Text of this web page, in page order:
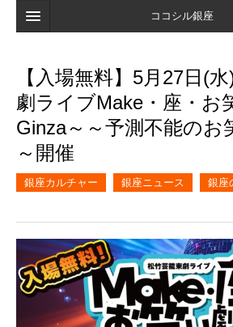
ココシル銀座
検索
店舗・施設最新情報
口コミ
マイページ
【入場無料】5月27日(
劇ライブMake・座・お
Ginza～～予測不能のお
～開催
銀座カルチャー 銀座ニュース 銀座